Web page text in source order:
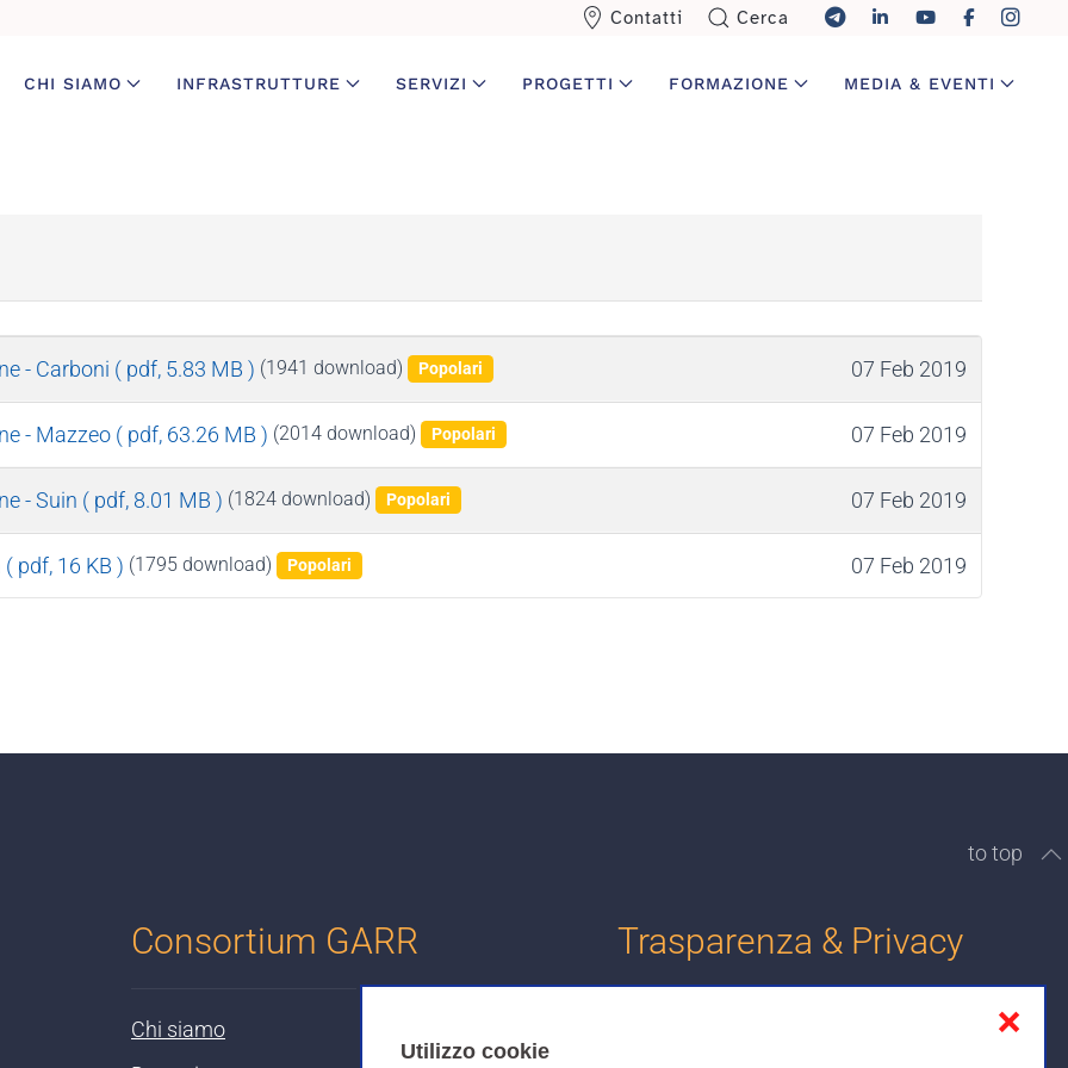
Utilizzo cookie
❌
Contatti Cerca
CHI SIAMO INFRASTRUTTURE SERVIZI PROGETTI FORMAZIONE MEDIA & EVENTI
- Carboni ( pdf, 5.83 MB ) (1941 download) Popolari 07 Feb 2019
- Mazzeo ( pdf, 63.26 MB ) (2014 download) Popolari 07 Feb 2019
- Suin ( pdf, 8.01 MB ) (1824 download) Popolari 07 Feb 2019
( pdf, 16 KB ) (1795 download) Popolari 07 Feb 2019
to top
Consortium GARR
Chi siamo
Trasparenza & Privacy